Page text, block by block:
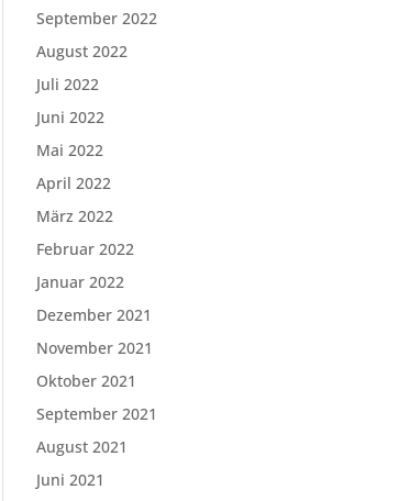
September 2022
August 2022
Juli 2022
Juni 2022
Mai 2022
April 2022
März 2022
Februar 2022
Januar 2022
Dezember 2021
November 2021
Oktober 2021
September 2021
August 2021
Juni 2021